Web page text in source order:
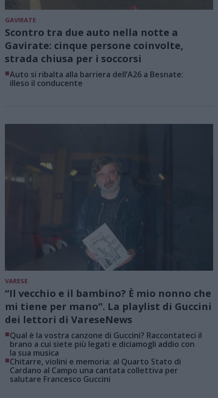
GAVIRATE
Scontro tra due auto nella notte a
Gavirate: cinque persone coinvolte,
strada chiusa per i soccorsi
■Auto si ribalta alla barriera dell’A26 a Besnate:
illeso il conducente
VARESE
“Il vecchio e il bambino? È mio nonno che
mi tiene per mano”. La playlist di Guccini
dei lettori di VareseNews
■Qual è la vostra canzone di Guccini? Raccontateci il
brano a cui siete più legati e diciamogli addio con
la sua musica
■Chitarre, violini e memoria: al Quarto Stato di
Cardano al Campo una cantata collettiva per
salutare Francesco Guccini